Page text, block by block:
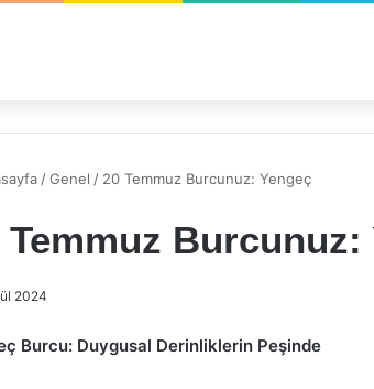
/Genel / 20 Temmuz Burcunuz: Yengeç
Temmuz Burcunuz:
2024
Burcu: Duygusal Derinliklerin Peşinde